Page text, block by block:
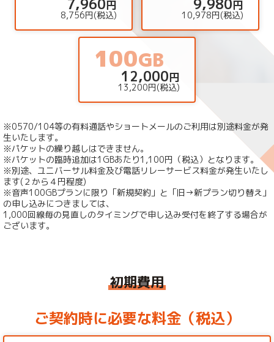
7,960円
8,756円(税込)
9,980円
10,978円(税込)
100GB
12,000円
13,200円(税込)
※0570/104等の有料通話やショートメールのご利用は別途料金が発
生いたします。
※パケットの繰り越しはできません。
※パケットの臨時追加は1GBあたり1,100円（税込）となります。
※別途、ユニバーサル料金及び電話リレーサービス料金が発生いたし
ます(２から４円程度)
※音声100GBプランに限り「新規契約」と「旧→新プラン切り替え」
の申し込みにつきましては、
1,000回線毎の見直しのタイミングで申し込み受付を終了する場合が
ございます。
初期費用
ご契約時に必要な料金（税込）